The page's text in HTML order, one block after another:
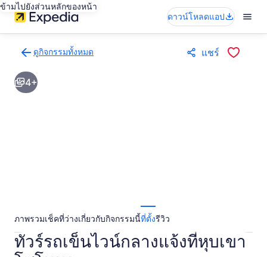
ข้ามไปยังส่วนหลักของหน้า
ดาวน์โหลดแอป
ดูกิจกรรมทั้งหมด
ไป
ยัง
หน้า
แชร์
4+
ภาพรวมเช็คที่ว่างเกี่ยวกับกิจกรรมนี้ที่ตั้งรีวิว
ทัวร์รถเข็นไวน์กลางแจ้งที่หุบเขา